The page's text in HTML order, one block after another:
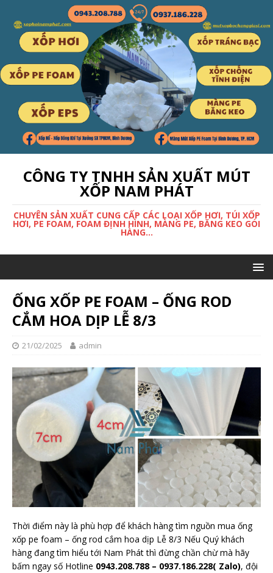
CÔNG TY TNHH SẢN XUẤT MÚT
XỐP NAM PHÁT
CHUYÊN SẢN XUẤT CUNG CẤP CÁC LOẠI XỐP HƠI, TÚI XỐP
HƠI, PE FOAM, FOAM ĐỊNH HÌNH, MÀNG PE, BĂNG KEO GÓI
HÀNG...
ỐNG XỐP PE FOAM – ỐNG ROD
CẮM HOA DỊP LỄ 8/3
21/02/2025 admin
Thời điểm này là phù hợp để khách hàng tìm nguồn mua ống
xốp pe foam – ống rod cắm hoa dịp Lễ 8/3 Nếu Quý khách
hàng đang tìm hiểu tới Nam Phát thì đừng chần chừ mà hãy
bấm ngay số Hotline 0943.208.788 – 0937.186.228( Zalo), đội